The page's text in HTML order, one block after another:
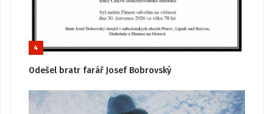
4
Odešel bratr farář Josef Bobrovský